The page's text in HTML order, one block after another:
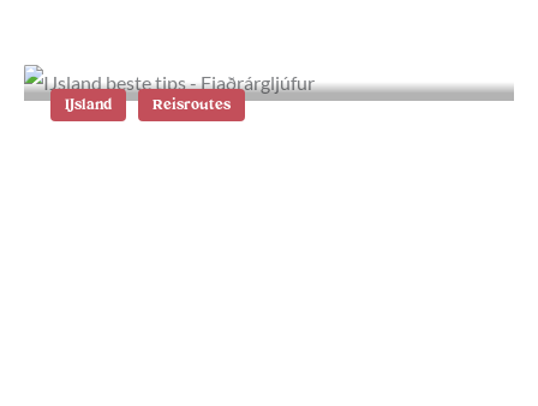
IJsland Reisroutes